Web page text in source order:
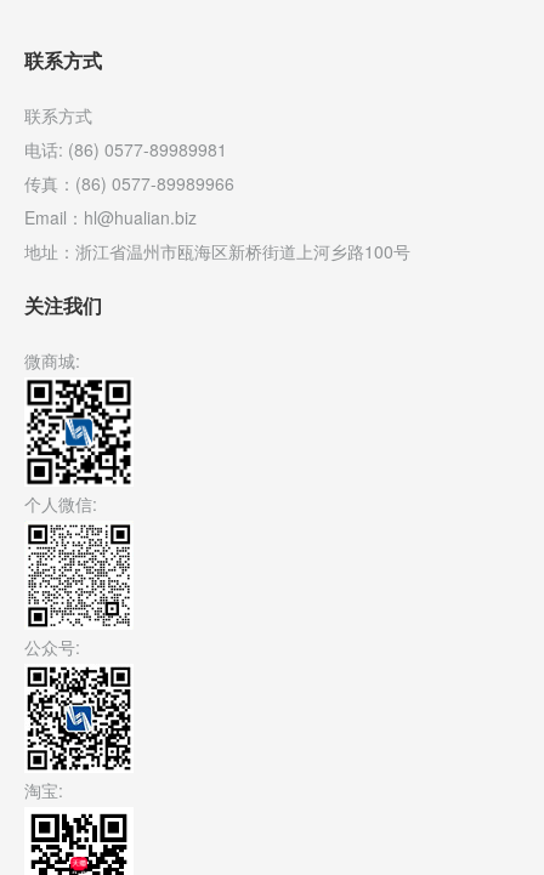
联系方式
联系方式
电话: (86) 0577-89989981
传真：(86) 0577-89989966
Email：hl@hualian.biz
地址：浙江省温州市瓯海区新桥街道上河乡路100号
关注我们
微商城:
个人微信:
公众号:
淘宝: